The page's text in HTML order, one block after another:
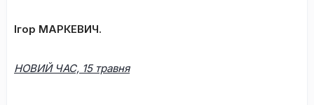
Ігор МАРКЕВИЧ.
НОВИЙ ЧАС, 15 травня